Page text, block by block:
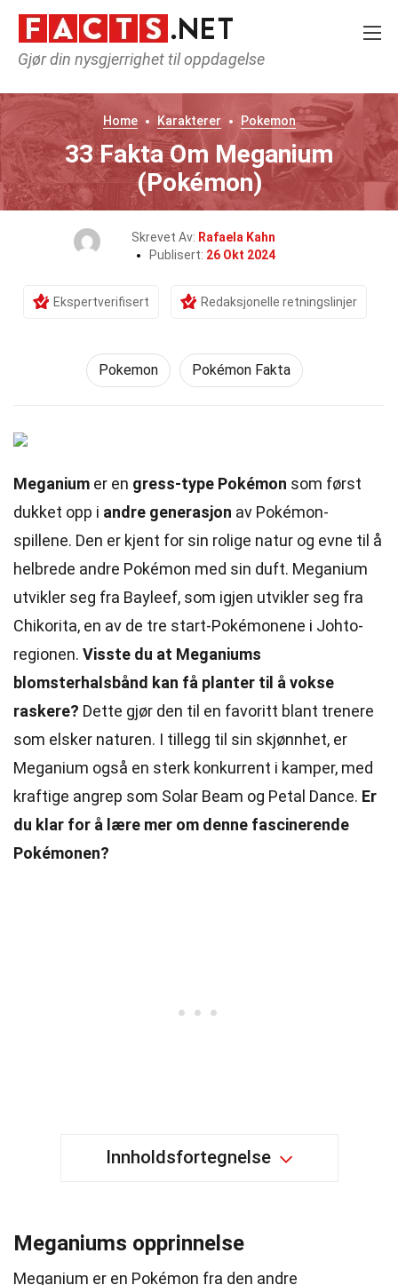
Gjør din nysgjerrighet til oppdagelse
Home Karakterer Pokemon
33 Fakta Om Meganium
(Pokémon)
Skrevet Av: Rafaela Kahn
Publisert: 26 Okt 2024
Ekspertverifisert Redaksjonelle retningslinjer
Pokemon Pokémon Fakta
Meganium er en gress-type Pokémon som først
dukket opp i andre generasjon av Pokémon-
spillene. Den er kjent for sin rolige natur og evne til å
helbrede andre Pokémon med sin duft. Meganium
utvikler seg fra Bayleef, som igjen utvikler seg fra
Chikorita, en av de tre start-Pokémonene i Johto-
regionen. Visste du at Meganiums
blomsterhalsbånd kan få planter til å vokse
raskere? Dette gjør den til en favoritt blant trenere
som elsker naturen. I tillegg til sin skjønnhet, er
Meganium også en sterk konkurrent i kamper, med
kraftige angrep som Solar Beam og Petal Dance. Er
du klar for å lære mer om denne fascinerende
Pokémonen?
Innholdsfortegnelse
Meganiums opprinnelse
Meganium er en Pokémon fra den andre